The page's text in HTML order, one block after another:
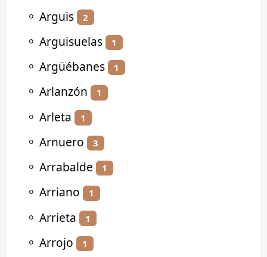
⚬ Arguis 2
⚬ Arguisuelas 1
⚬ Argüébanes 1
⚬ Arlanzón 1
⚬ Arleta 1
⚬ Arnuero 3
⚬ Arrabalde 1
⚬ Arriano 1
⚬ Arrieta 1
⚬ Arrojo 1